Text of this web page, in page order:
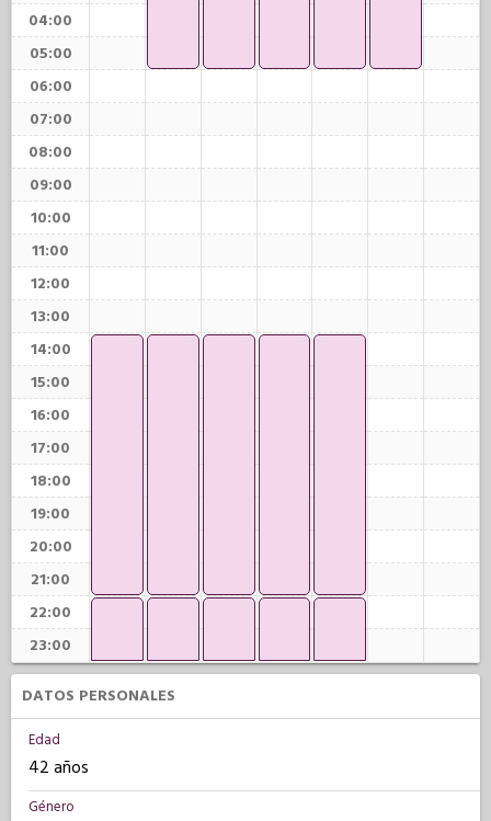
04:00
05:00
06:00
07:00
08:00
09:00
10:00
11:00
12:00
13:00
14:00
15:00
16:00
17:00
18:00
19:00
20:00
21:00
22:00
23:00
DATOS PERSONALES
Edad
42 años
Género